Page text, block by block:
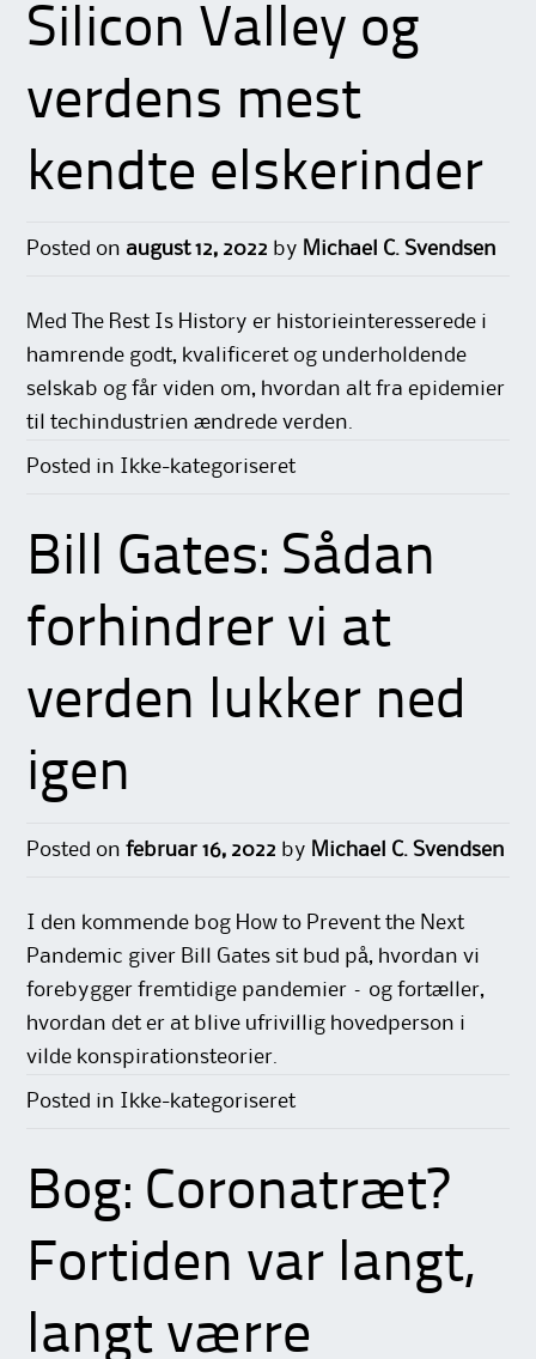
Silicon Valley og
verdens mest
kendte elskerinder
Posted on august 12, 2022 by Michael C. Svendsen
Med The Rest Is History er historieinteresserede i
hamrende godt, kvalificeret og underholdende
selskab og får viden om, hvordan alt fra epidemier
til techindustrien ændrede verden.
Posted in Ikke-kategoriseret
Bill Gates: Sådan
forhindrer vi at
verden lukker ned
igen
Posted onfebruar 16, 2022 by Michael C. Svendsen
I den kommende bog How to Prevent the Next
Pandemic giver Bill Gates sit bud på, hvordan vi
forebygger fremtidige pandemier – og fortæller,
hvordan det er at blive ufrivillig hovedperson i
vilde konspirationsteorier.
Posted in Ikke-kategoriseret
Bog: Coronatræt?
Fortiden var langt,
langt værre